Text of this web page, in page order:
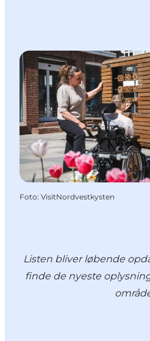
Foto: VisitNordvestkysten
Listen bliver løbende
finde de nyeste